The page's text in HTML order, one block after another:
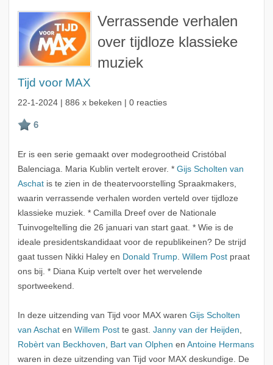
Verrassende verhalen
over tijdloze klassieke
muziek
Tijd voor MAX
22-1-2024| 886 x bekeken | 0 reacties
Er is een serie gemaakt over modegrootheid Cristóbal
Balenciaga. Maria Kublin vertelt erover. * Gijs Scholten van
Aschatis te zien in de theatervoorstelling Spraakmakers,
waarin verrassende verhalen worden verteld over tijdloze
klassieke muziek. * Camilla Dreef over de Nationale
Tuinvogeltelling die 26 januari van start gaat. * Wie is de
ideale presidentskandidaat voor de republikeinen? De strijd
gaat tussen Nikki Haley en Donald Trump. Willem Postpraat
ons bij. * Diana Kuip vertelt over het wervelende
sportweekend.
In deze uitzending van Tijd voor MAX waren Gijs Scholten
van Aschaten Willem Postte gast. Janny van der Heijden,
Robèrt van Beckhoven, Bart van Olphen en Antoine Hermans
waren in deze uitzending van Tijd voor MAX deskundige. De